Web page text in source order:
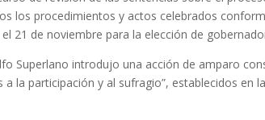
los procedimientos y actos celebrados
21 de noviembre para la elección de
Superlano introdujo una acción de amparo
la participación y al sufragio”, establecidos en